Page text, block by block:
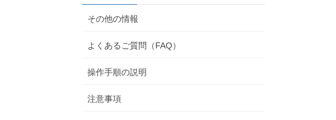
その他の情報
よくあるご質問（FAQ）
操作手順の説明
注意事項